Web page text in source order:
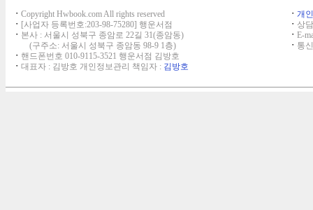
ㆍ Copyright Hwbook.com All rights reserved
ㆍ [사업자 등록번호:203-98-75280] 행운서점
ㆍ 본사 : 서울시 성북구 종암로 22길 31(종암동)
(구주소: 서울시 성북구 종암동 98-9 1층)
ㆍ 핸드폰번호 010-9115-3521 행운서점 김방호
ㆍ 대표자 : 김방호 개인정보관리 책임자 : 김방호
ㆍ 개
ㆍ 상
ㆍ E-
ㆍ 통